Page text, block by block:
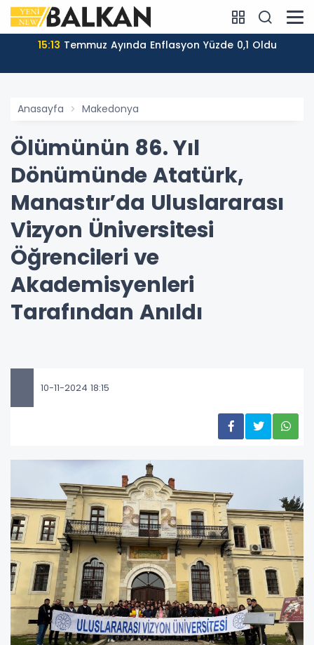
15:13 Temmuz Ayında Enflasyon Yüzde 0,1 Oldu
Anasayfa Makedonya
Ölümünün 86. Yıl
Dönümünde Atatürk,
Manastır’da Uluslararası
Vizyon Üniversitesi
Öğrencileri ve
Akademisyenleri
Tarafından Anıldı
10-11-2024 18:15